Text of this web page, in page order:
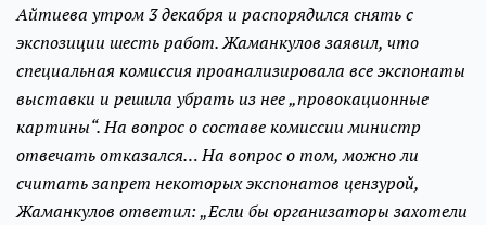
Айтиева утром 3 декабря и распорядился снять с
экспозиции шесть работ. Жаманкулов заявил, что
специальная комиссия проанализировала все экспонаты
выставки и решила убрать из нее „провокационные
картины“. На вопрос о составе комиссии министр
отвечать отказался… На вопрос о том, можно ли
считать запрет некоторых экспонатов цензурой,
Жаманкулов ответил: „Если бы организаторы захотели